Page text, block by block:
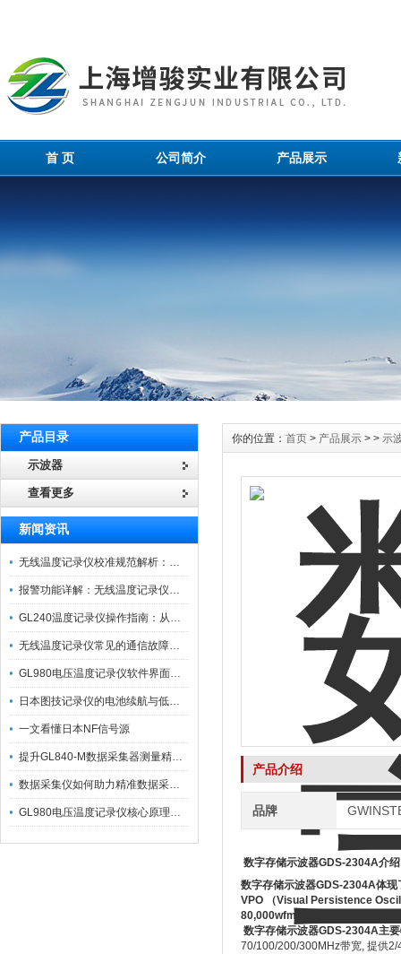
首 页 公司简介 产品展示
产品目录
示波器
查看更多
新闻资讯
无线温度记录仪校准规范解析：从多点比对到不确定度评定的实操流程
报警功能详解：无线温度记录仪的阈值设定与通知机制
GL240温度记录仪操作指南：从开箱、接线到数据导出的标准化流程
无线温度记录仪常见的通信故障诊断与排除指南
GL980电压温度记录仪软件界面功能与使用技巧
日本图技记录仪的电池续航与低功耗模式适用场景分析
一文看懂日本NF信号源
提升GL840-M数据采集器测量精度的操作秘籍
数据采集仪如何助力精准数据采集与分析？​
GL980电压温度记录仪核心原理及行业应用
你的位置： 首页 > 产品展示 > > 示
产品介绍
品牌
数字存储示波器GDS-2304A介
数字存储示波器GDS-2304A体
VPO （Visual Persistence
80,000wfms/s的新率可以快速完
数字存储示波器GDS-2304A主
70/100/200/300MHz带宽, 提供